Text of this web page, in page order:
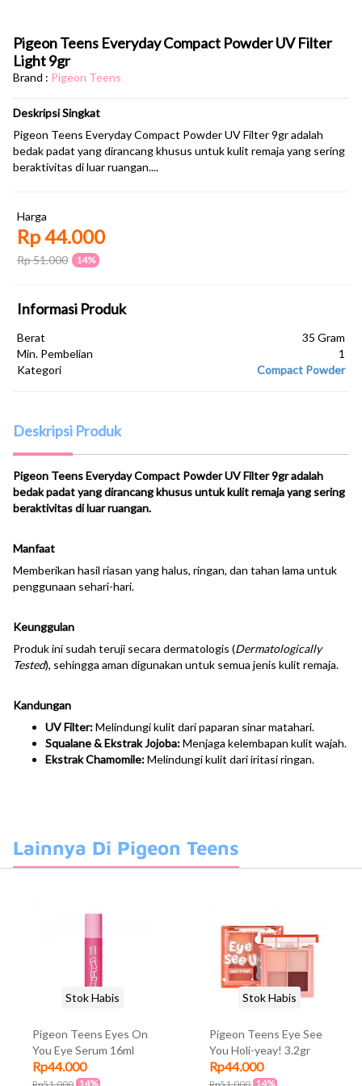
Pigeon Teens Everyday Compact Powder UV Filter
Light 9gr
Brand : Pigeon Teens
Deskripsi Singkat
Pigeon Teens Everyday Compact Powder UV Filter 9gr adalah
bedak padat yang dirancang khusus untuk kulit remaja yang sering
beraktivitas di luar ruangan....
Harga
Rp 44.000
Rp 51.000 14%
Informasi Produk
Berat
35 Gram
Min. Pembelian
1
Kategori
Compact Powder
Deskripsi Produk
Pigeon Teens Everyday Compact Powder UV Filter 9gr adalah
bedak padat yang dirancang khusus untuk kulit remaja yang sering
beraktivitas di luar ruangan.
Manfaat
Memberikan hasil riasan yang halus, ringan, dan tahan lama untuk
penggunaan sehari-hari.
Keunggulan
Produk ini sudah teruji secara dermatologis (Dermatologically
Tested), sehingga aman digunakan untuk semua jenis kulit remaja.
Kandungan
UV Filter:Melindungi kulit dari paparan sinar matahari.
Squalane & Ekstrak Jojoba:Menjaga kelembapan kulit wajah.
Ekstrak Chamomile:Melindungi kulit dari iritasi ringan.
Lainnya Di Pigeon Teens
Pigeon Teens Eyes On
You Eye Serum 16ml
Rp44.000
Rp51.000 14%
Stok Habis
Pigeon Teens Eye See
You Holi-yeay! 3.2gr
Rp44.000
Rp51.000 14%
Stok Habis